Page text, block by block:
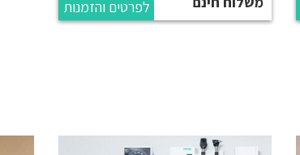
לפרטים והזמנות